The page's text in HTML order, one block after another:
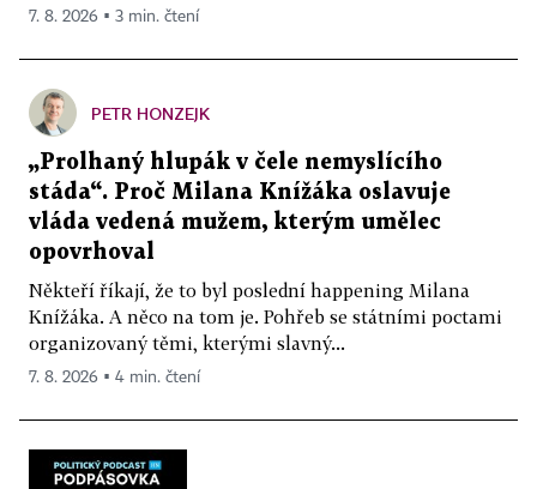
7. 8. 2026 ▪ 3 min. čtení
PETR HONZEJK
„Prolhaný hlupák v čele nemyslícího
stáda“. Proč Milana Knížáka oslavuje
vláda vedená mužem, kterým umělec
opovrhoval
Někteří říkají, že to byl poslední happening Milana
Knížáka. A něco na tom je. Pohřeb se státními poctami
organizovaný těmi, kterými slavný...
7. 8. 2026 ▪ 4 min. čtení